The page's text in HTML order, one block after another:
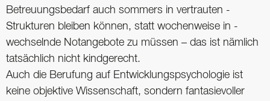
Betreuungsbedarf auch sommers in ­vertrauten ­
Strukturen bleiben ­können, statt wochenweise in ­
wechselnde Notangebote zu müssen – das ist nämlich
tatsächlich nicht kindgerecht.
Auch die Berufung auf Entwicklungspsychologie ist
keine objektive Wissenschaft, sondern fantasievoller